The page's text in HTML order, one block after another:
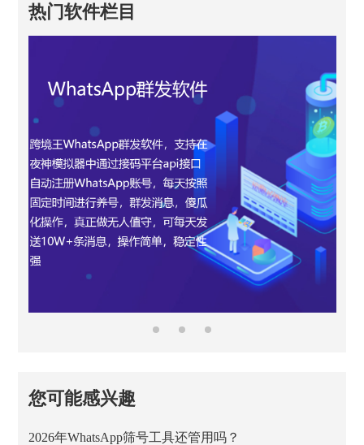
热门软件栏目
您可能感兴趣
2026年WhatsApp筛号工具还管用吗？